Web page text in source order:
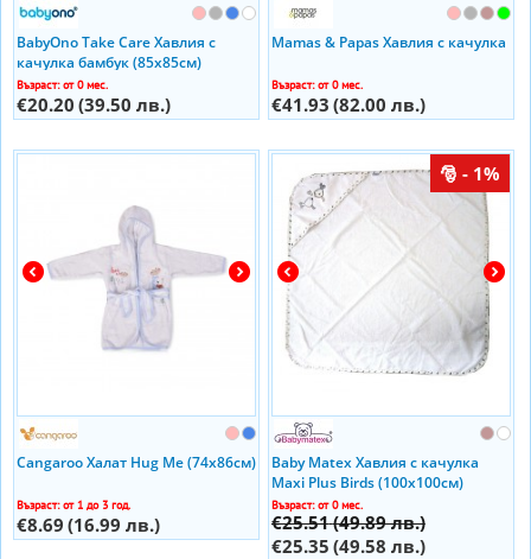
BabyOno Take Care Хавлия с
качулка бамбук (85х85см)
Възраст: от 0 мес.
€20.20 (39.50 лв.)
Mamas & Papas Хавлия с качулка
Възраст: от 0 мес.
€41.93 (82.00 лв.)
Cangaroo Халат Hug Me (74х86см)
Възраст: от 1 до 3 год.
€8.69 (16.99 лв.)
- 1%
Baby Matex Хавлия с качулка
Maxi Plus Birds (100x100см)
Възраст: от 0 мес.
€25.51(49.89 лв.)
€25.35 (49.58 лв.)